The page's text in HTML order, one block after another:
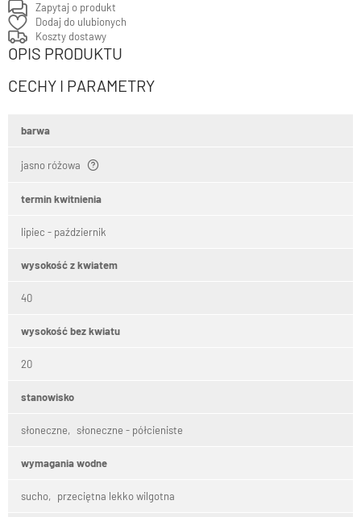
Zapytaj o produkt
Dodaj do ulubionych
Koszty dostawy
OPIS PRODUKTU
CECHY I PARAMETRY
barwa
jasno różowa
termin kwitnienia
lipiec - październik
wysokość z kwiatem
40
wysokość bez kwiatu
20
stanowisko
słoneczne słoneczne - półcieniste
wymagania wodne
sucho przeciętna lekko wilgotna